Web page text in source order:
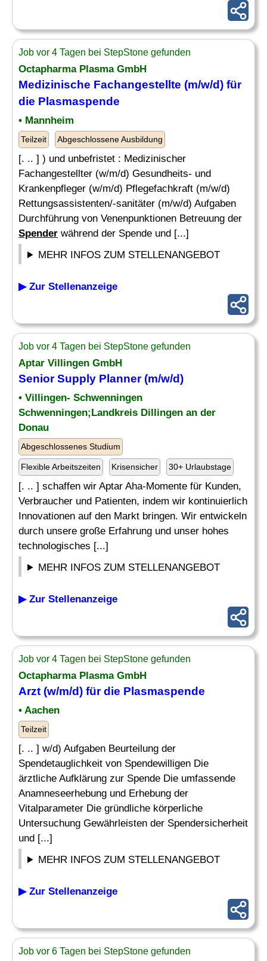
Job vor 4 Tagen bei StepStone gefunden
Octapharma Plasma GmbH
Medizinische Fachangestellte (m/w/d) für
die Plasmaspende
• Mannheim
Teilzeit Abgeschlossene Ausbildung
[. .. ] ) und unbefristet : Medizinischer
Fachangestellter (w/m/d) Gesundheits- und
Krankenpfleger (w/m/d) Pflegefachkraft (m/w/d)
Rettungsassistenten/-sanitäter (m/w/d) Aufgaben
Durchführung von Venenpunktionen Betreuung der
Spender während der Spende und [...]
MEHR INFOS ZUM STELLENANGEBOT
▶ Zur Stellenanzeige
Job vor 4 Tagen bei StepStone gefunden
Aptar Villingen GmbH
Senior Supply Planner (m/w/d)
• Villingen- Schwenningen
Schwenningen;Landkreis Dillingen an der
Donau
Abgeschlossenes Studium
Flexible Arbeitszeiten Krisensicher 30+ Urlaubstage
[. .. ] schaffen wir Aptar Aha-Momente für Kunden,
Verbraucher und Patienten, indem wir kontinuierlich
Innovationen auf den Markt bringen. Wir entwickeln
durch unsere große Erfahrung und unser hohes
technologisches [...]
MEHR INFOS ZUM STELLENANGEBOT
▶ Zur Stellenanzeige
Job vor 4 Tagen bei StepStone gefunden
Octapharma Plasma GmbH
Arzt (w/m/d) für die Plasmaspende
• Aachen
Teilzeit
[. .. ] w/d) Aufgaben Beurteilung der
Spendetauglichkeit von Spendewilligen Die
ärztliche Aufklärung zur Spende Die umfassende
Anamneseerhebung und Erhebung der
Vitalparameter Die gründliche körperliche
Untersuchung Gewährleisten der Spendersicherheit
und [...]
MEHR INFOS ZUM STELLENANGEBOT
▶ Zur Stellenanzeige
Job vor 6 Tagen bei StepStone gefunden